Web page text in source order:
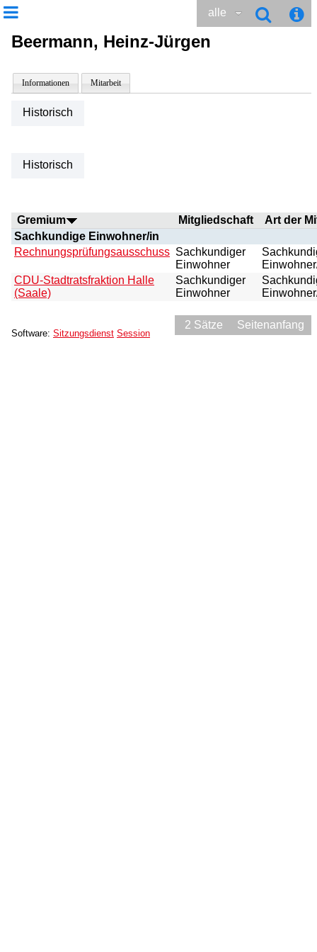
alle
Beermann, Heinz-Jürgen
Informationen Mitarbeit
Historisch
Historisch
Gremium Mitgliedschaft
Art der
Sachkundige Einwohner/in
Rechnungsprüfungsausschuss Sachkundiger
Einwohner
CDU-Stadtratsfraktion Halle
(Saale)
Sachkundiger
Einwohner
2 Sätze Seitenanfang
Software: Sitzungsdienst Session